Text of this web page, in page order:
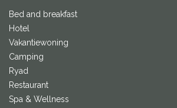
Bed and breakfast
Hotel
Vakantiewoning
Camping
Ryad
Restaurant
Spa & Wellness